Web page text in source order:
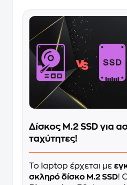
Δίσκος M.2 SSD για
ταχύτητες!
Το laptop έρχεται με
σκληρό δίσκο M.2 SSD!